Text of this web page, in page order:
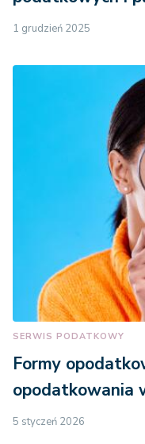
1 grudzień 2025
SERWIS PODATKOWY
Formy
opodatkowania
5 styczeń 2026